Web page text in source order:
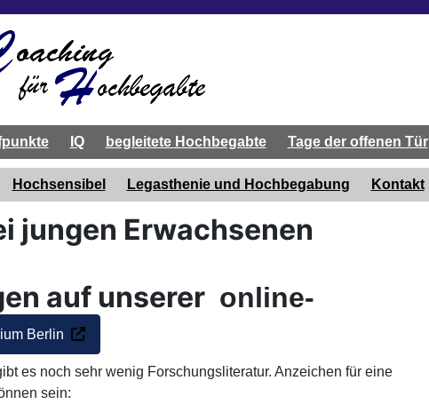
IQ begleitete Hochbegabte Tage der offenen Tür
Hochsensibel Legasthenie und Hochbegabung Kontakt
jungen Erwachsenen
auf unserer online-
Berlin
es noch sehr wenig Forschungsliteratur. Anzeichen für eine
sein: